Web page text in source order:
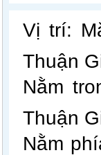
Vị trí:
Thuận
​Nằm
Thuận
Nằm